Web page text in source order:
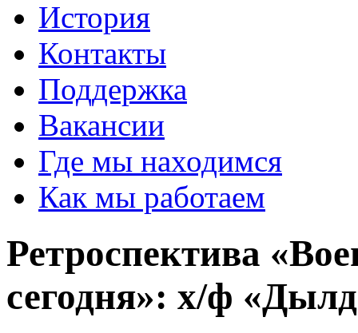
История
Контакты
Поддержка
Вакансии
Где мы находимся
Как мы работаем
Ретроспектива
сегодня»: х/ф